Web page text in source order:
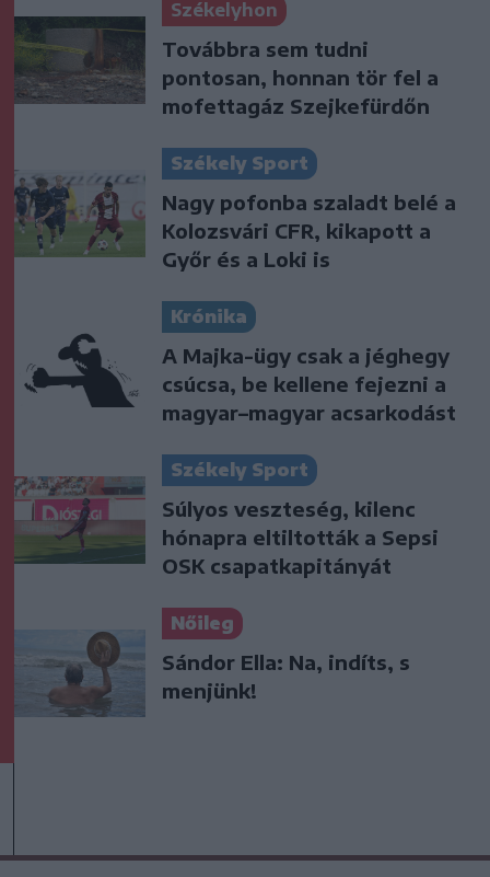
Székelyhon
Továbbra sem tudni
pontosan, honnan tör fel a
mofettagáz Szejkefürdőn
Székely Sport
Nagy pofonba szaladt belé a
Kolozsvári CFR, kikapott a
Győr és a Loki is
Krónika
A Majka-ügy csak a jéghegy
csúcsa, be kellene fejezni a
magyar–magyar acsarkodást
Székely Sport
Súlyos veszteség, kilenc
hónapra eltiltották a Sepsi
OSK csapatkapitányát
Nőileg
Sándor Ella: Na, indíts, s
menjünk!